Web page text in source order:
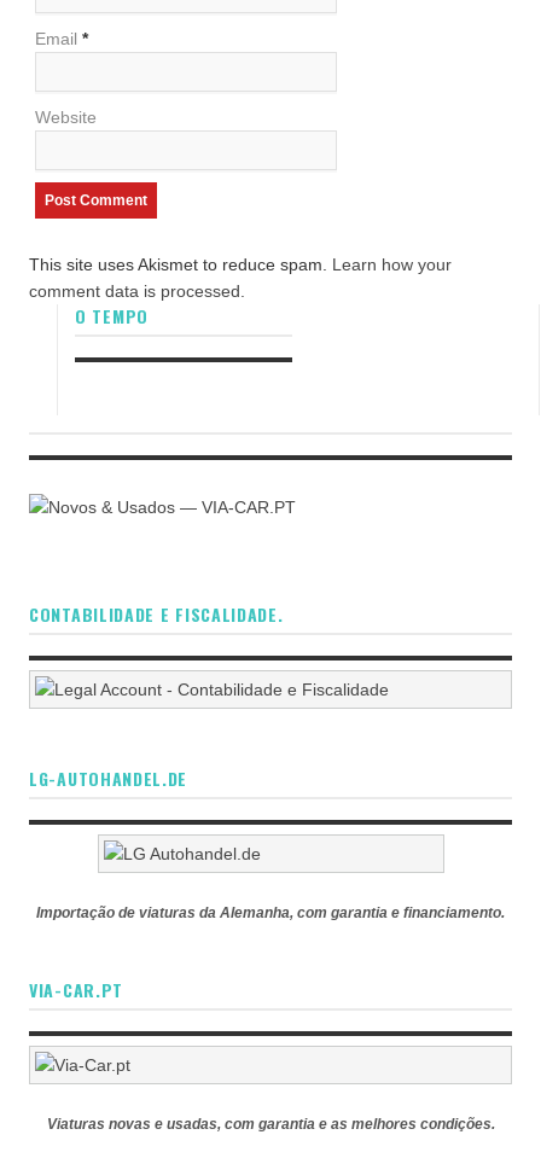
Email *
Website
This site uses Akismet to reduce spam. Learn how your
comment data is processed.
O TEMPO
CONTABILIDADE E FISCALIDADE.
LG-AUTOHANDEL.DE
Importação de viaturas da Alemanha, com garantia e financiamento.
VIA-CAR.PT
Viaturas novas e usadas, com garantia e as melhores condições.